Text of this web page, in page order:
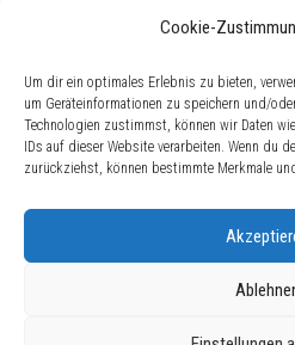
Cookie-
Um dir ein optimales Erlebnis zu bieten,
um Geräteinformationen zu speichern und/
Technologien zustimmst, können wir Daten
IDs auf dieser Website verarbeiten. Wenn du
zurückziehst, können bestimmte Merkmale